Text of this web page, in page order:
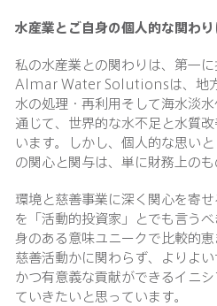
水産業とご自身の個人的な関わ
私の水産業との関わりは、第一に
Almar Water Solutionsは、地
水の処理・再利用そして海水淡
通じて、世界的な水不足と水質
います。しかし、個人的な思い
の関心と関与は、単に財務上のも
環境と慈善事業に深く関心を寄
を「活動的投資家」とでも言う
身のある意味ユニークで比較的
慈善活動かに関わらず、よりよ
かつ有意義な貢献ができるイニ
ていきたいと思っています。